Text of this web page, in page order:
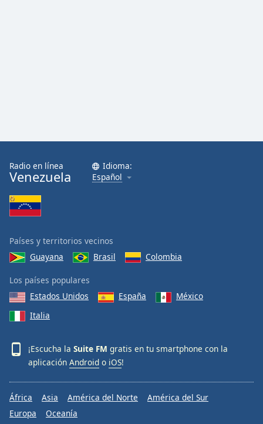
Font
Family
Close
Modal
Dialog
End
dialog
window.
Radio en línea
Venezuela
Idioma:
Español
Países y territorios vecinos
Guayana
Brasil Colombia
Los países populares
Estados Unidos
España
México
Italia
¡Escucha la Suite FM gratis en tu smartphone con la
aplicación Android o iOS!
África Asia América del Norte
América del Sur
Europa
Oceanía